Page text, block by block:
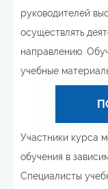
руководителей
осуществлять
направлению.
учебные
Участники курса
обучения в
Специалисты